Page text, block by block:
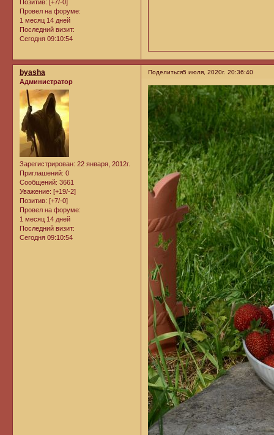
Позитив: [+7/-0]
Провел на форуме:
1 месяц 14 дней
Последний визит:
Сегодня 09:10:54
Поделиться5 июля, 2020г. 20:36:40
byasha
Администратор
Зарегистрирован: 22 января, 2012г.
Приглашений: 0
Сообщений: 3661
Уважение: [+19/-2]
Позитив: [+7/-0]
Провел на форуме:
1 месяц 14 дней
Последний визит:
Сегодня 09:10:54